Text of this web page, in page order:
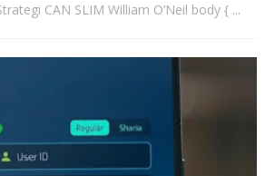
CAN SLIM William O’Neil body { ...